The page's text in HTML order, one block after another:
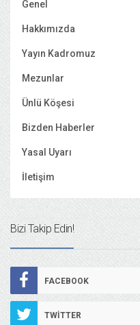
Genel
Hakkımızda
Yayın Kadromuz
Mezunlar
Ünlü Köşesi
Bizden Haberler
Yasal Uyarı
İletişim
Bizi Takip Edin!
FACEBOOK
TWITTER